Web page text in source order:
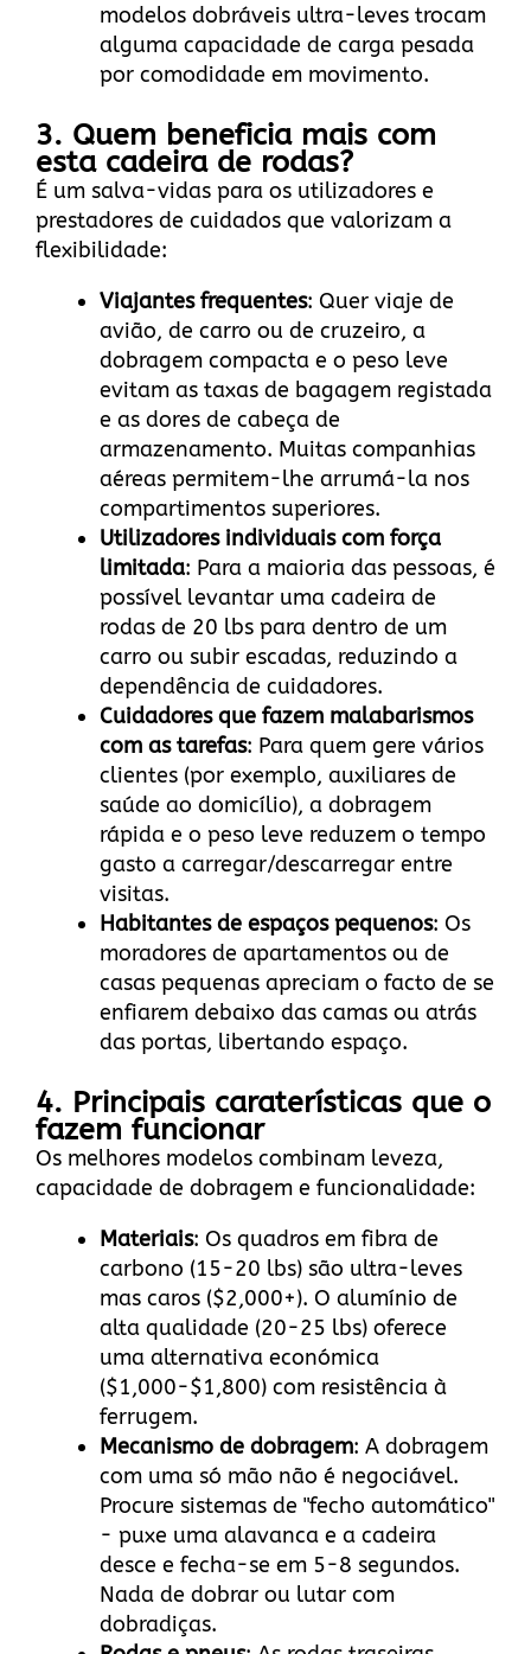
modelos dobráveis ultra-leves trocam
alguma capacidade de carga pesada
por comodidade em movimento.
3. Quem beneficia mais com
esta cadeira de rodas?
É um salva-vidas para os utilizadores e
prestadores de cuidados que valorizam a
flexibilidade:
Viajantes frequentes: Quer viaje de
avião, de carro ou de cruzeiro, a
dobragem compacta e o peso leve
evitam as taxas de bagagem registada
e as dores de cabeça de
armazenamento. Muitas companhias
aéreas permitem-lhe arrumá-la nos
compartimentos superiores.
Utilizadores individuais com força
limitada: Para a maioria das pessoas, é
possível levantar uma cadeira de
rodas de 20 lbs para dentro de um
carro ou subir escadas, reduzindo a
dependência de cuidadores.
Cuidadores que fazem malabarismos
com as tarefas: Para quem gere vários
clientes (por exemplo, auxiliares de
saúde ao domicílio), a dobragem
rápida e o peso leve reduzem o tempo
gasto a carregar/descarregar entre
visitas.
Habitantes de espaços pequenos: Os
moradores de apartamentos ou de
casas pequenas apreciam o facto de se
enfiarem debaixo das camas ou atrás
das portas, libertando espaço.
4. Principais caraterísticas que o
fazem funcionar
Os melhores modelos combinam leveza,
capacidade de dobragem e funcionalidade:
Materiais: Os quadros em fibra de
carbono (15-20 lbs) são ultra-leves
mas caros ($2,000+). O alumínio de
alta qualidade (20-25 lbs) oferece
uma alternativa económica
($1,000-$1,800) com resistência à
ferrugem.
Mecanismo de dobragem: A dobragem
com uma só mão não é negociável.
Procure sistemas de "fecho automático"
- puxe uma alavanca e a cadeira
desce e fecha-se em 5-8 segundos.
Nada de dobrar ou lutar com
dobradiças.